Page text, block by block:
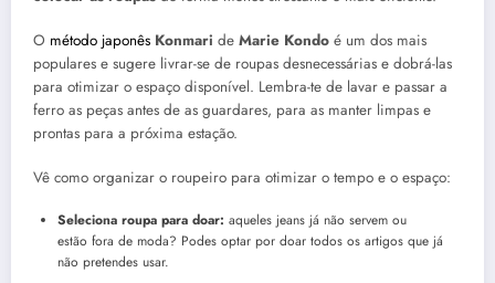
O método japonês Konmari de Marie Kondo é um dos mais
populares e sugere livrar-se de roupas desnecessárias e dobrá-las
para otimizar o espaço disponível. Lembra-te de lavar e passar a
ferro as peças antes de as guardares, para as manter limpas e
prontas para a próxima estação.
Vê como organizar o roupeiro para otimizar o tempo e o espaço:
Seleciona roupa para doar: aqueles jeans já não servem ou
estão fora de moda? Podes optar por doar todos os artigos que já
não pretendes usar.